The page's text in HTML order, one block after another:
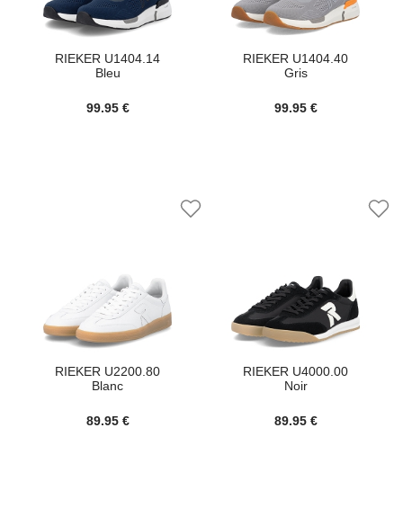
RIEKER U1404.14
Bleu
99.95 €
RIEKER U1404.40
Gris
99.95 €
RIEKER U2200.80
Blanc
89.95 €
RIEKER U4000.00
Noir
89.95 €